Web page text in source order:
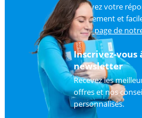
Trouvez votre
rapidement et
surla page de
client.
Inscrivez-vous
newsletter
Recevez les
offres et nos
personnalisés.